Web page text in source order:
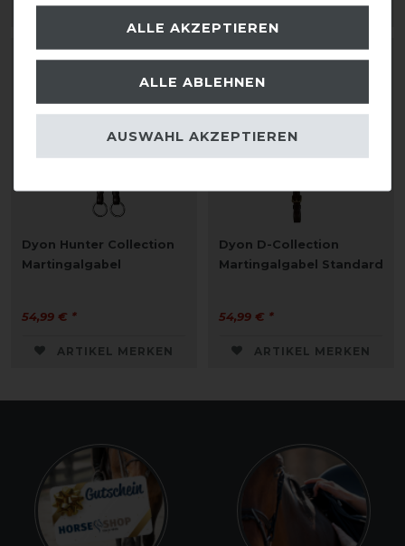
ARTIKEL MERKEN ARTIKEL MERKEN
Dyon Hunter Collection
Martingalgabel
54,99 € *
ARTIKEL MERKEN
Dyon D-Collection
Martingalgabel Standard
54,99 € *
ARTIKEL MERKEN
ALLE AKZEPTIEREN
ALLE ABLEHNEN
AUSWAHL AKZEPTIEREN